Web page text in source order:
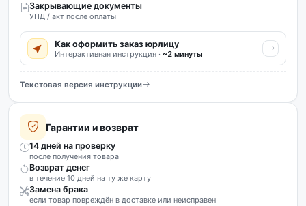
Закрывающие документы
УПД / акт после оплаты
Как оформить заказ юрлицу
Интерактивная инструкция · ~2 минуты
Текстовая версия инструкции
Гарантии и возврат
14 дней на проверку
после получения товара
Возврат денег
в течение 10 дней на ту же карту
Замена брака
если товар повреждён в доставке или неисправен